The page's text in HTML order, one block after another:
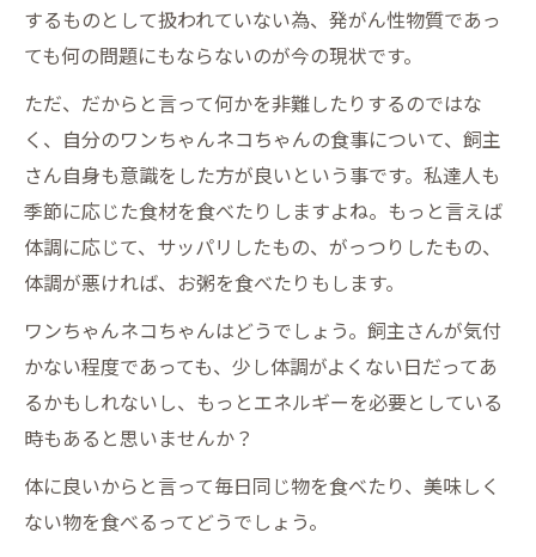
するものとして扱われていない為、発がん性物質であっ
ても何の問題にもならないのが今の現状です。
ただ、だからと言って何かを非難したりするのではな
く、自分のワンちゃんネコちゃんの食事について、飼主
さん自身も意識をした方が良いという事です。私達人も
季節に応じた食材を食べたりしますよね。もっと言えば
体調に応じて、サッパリしたもの、がっつりしたもの、
体調が悪ければ、お粥を食べたりもします。
ワンちゃんネコちゃんはどうでしょう。飼主さんが気付
かない程度であっても、少し体調がよくない日だってあ
るかもしれないし、もっとエネルギーを必要としている
時もあると思いませんか？
体に良いからと言って毎日同じ物を食べたり、美味しく
ない物を食べるってどうでしょう。